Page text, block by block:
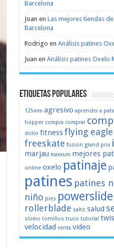
Barcelona
Joan en Las mejores tiendas
Barcelona
Rodrigo en Análisis patines
Juan en Análisis patines Oxelo
Etiquetas populares
125mm agresivo aprender a
hopper compra comprar
dolor fitnessflying eagle
freeskate fusion grand prix
marjau maxxum mejores
online oxelo patinaje
patines patines
niño pies powerslide
rollerblade salto salud
slomo tornillos truco tutorial
velocidad venta video